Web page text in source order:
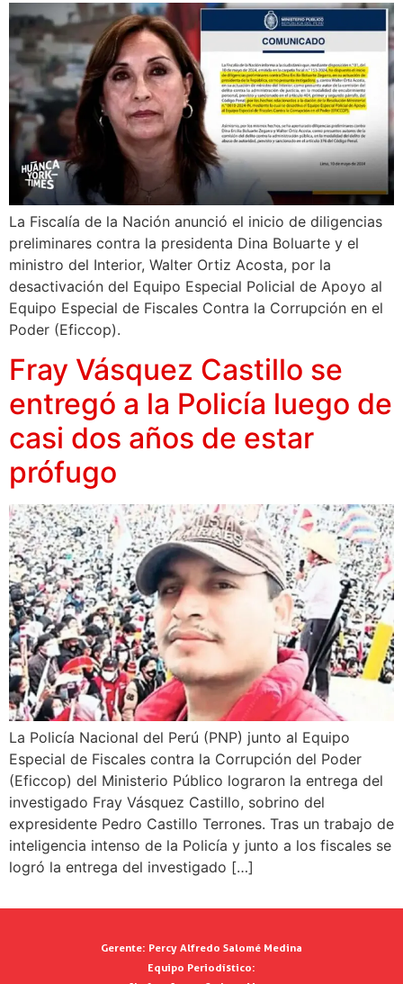
La Fiscalía de la Nación anunció el inicio de diligencias
preliminares contra la presidenta Dina Boluarte y el
ministro del Interior, Walter Ortiz Acosta, por la
desactivación del Equipo Especial Policial de Apoyo al
Equipo Especial de Fiscales Contra la Corrupción en el
Poder (Eficcop).
Fray Vásquez Castillo se
entregó a la Policía luego de
casi dos años de estar
prófugo
La Policía Nacional del Perú (PNP) junto al Equipo
Especial de Fiscales contra la Corrupción del Poder
(Eficcop) del Ministerio Público lograron la entrega del
investigado Fray Vásquez Castillo, sobrino del
expresidente Pedro Castillo Terrones. Tras un trabajo de
inteligencia intenso de la Policía y junto a los fiscales se
logró la entrega del investigado […]
Gerente: Percy Alfredo Salomé Medina
Equipo Periodístico: